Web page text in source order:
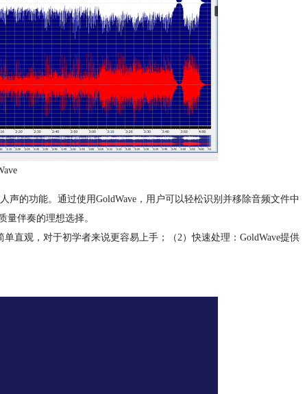
声的功能。通过使用GoldWave，用户可以轻松识别并移除音频文件中
量伴奏的理想选择。
直观，对于初学者来说更容易上手；（2）快速处理：GoldWave提供